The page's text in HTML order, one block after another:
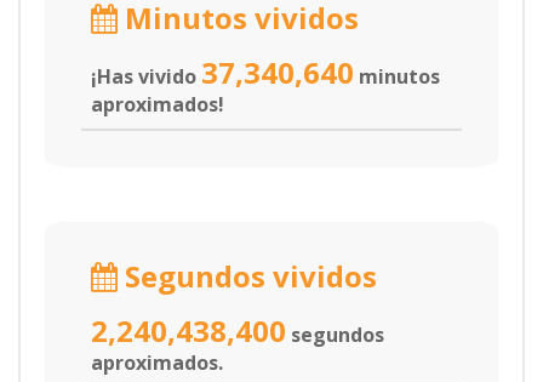
Minutos vividos
¡Has vivido 37,340,640 minutos
aproximados!
Segundos vividos
2,240,438,400 segundos
aproximados.